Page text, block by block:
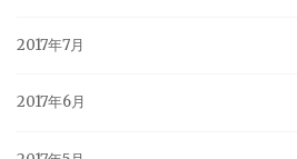
2017年7月
2017年6月